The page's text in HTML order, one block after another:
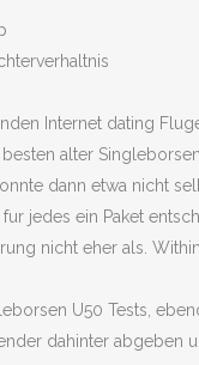
Internet dating
alter
dann etwa nicht
jedes ein Paket
nicht eher als.
U50 Tests,
dahinter abgeben